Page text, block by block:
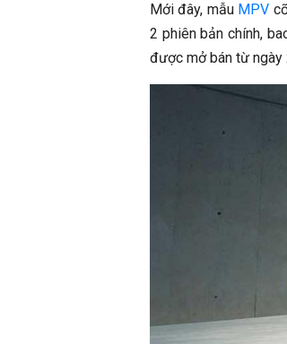
Mới đây, mẫu MPV
2 phiên bản chính,
được mở bán từ